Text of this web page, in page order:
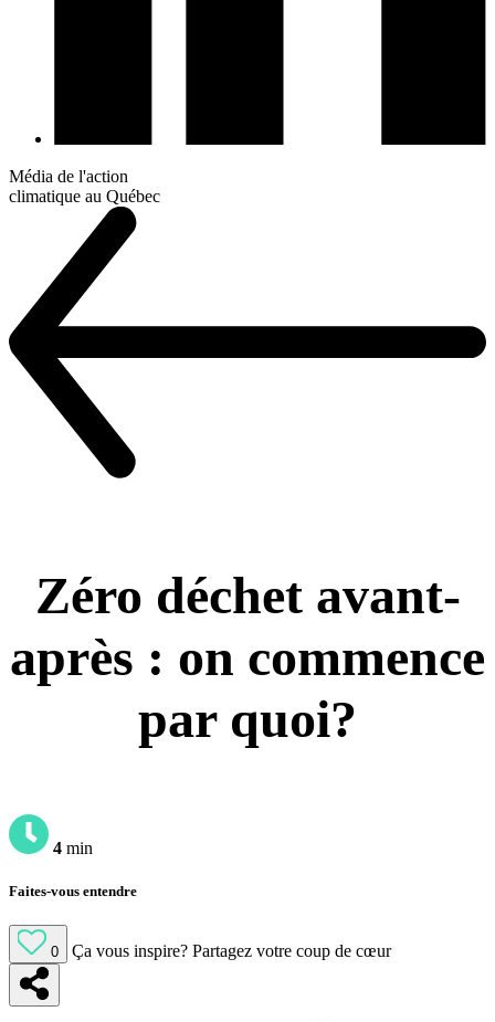
Média de l'action
climatique au Québec
Zéro déchet avant-
après : on commence
par quoi?
4 min
Faites-vous entendre
0 Ça vous inspire? Partagez votre coup de cœur